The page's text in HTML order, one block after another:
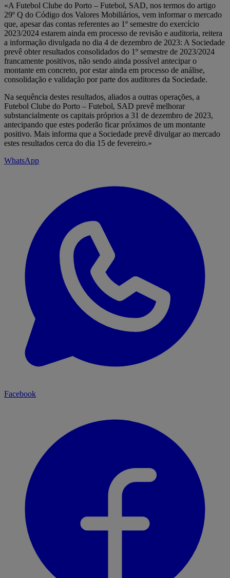
«A Futebol Clube do Porto – Futebol, SAD, nos termos do artigo
29º Q do Código dos Valores Mobiliários, vem informar o mercado
que, apesar das contas referentes ao 1º semestre do exercício
2023/2024 estarem ainda em processo de revisão e auditoria, reitera
a informação divulgada no dia 4 de dezembro de 2023: A Sociedade
prevê obter resultados consolidados do 1º semestre de 2023/2024
francamente positivos, não sendo ainda possível antecipar o
montante em concreto, por estar ainda em processo de análise,
consolidação e validação por parte dos auditores da Sociedade.
Na sequência destes resultados, aliados a outras operações, a
Futebol Clube do Porto – Futebol, SAD prevê melhorar
substancialmente os capitais próprios a 31 de dezembro de 2023,
antecipando que estes poderão ficar próximos de um montante
positivo. Mais informa que a Sociedade prevê divulgar ao mercado
estes resultados cerca do dia 15 de fevereiro.»
WhatsApp
Facebook